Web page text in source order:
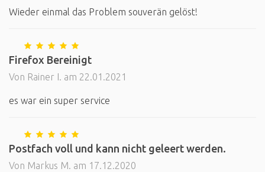
Wieder einmal das Problem souverän gelöst!
Firefox Bereinigt
Von Rainer I. am 22.01.2021
es war ein super service
Postfach voll und kann nicht geleert werden.
Von Markus M. am 17.12.2020